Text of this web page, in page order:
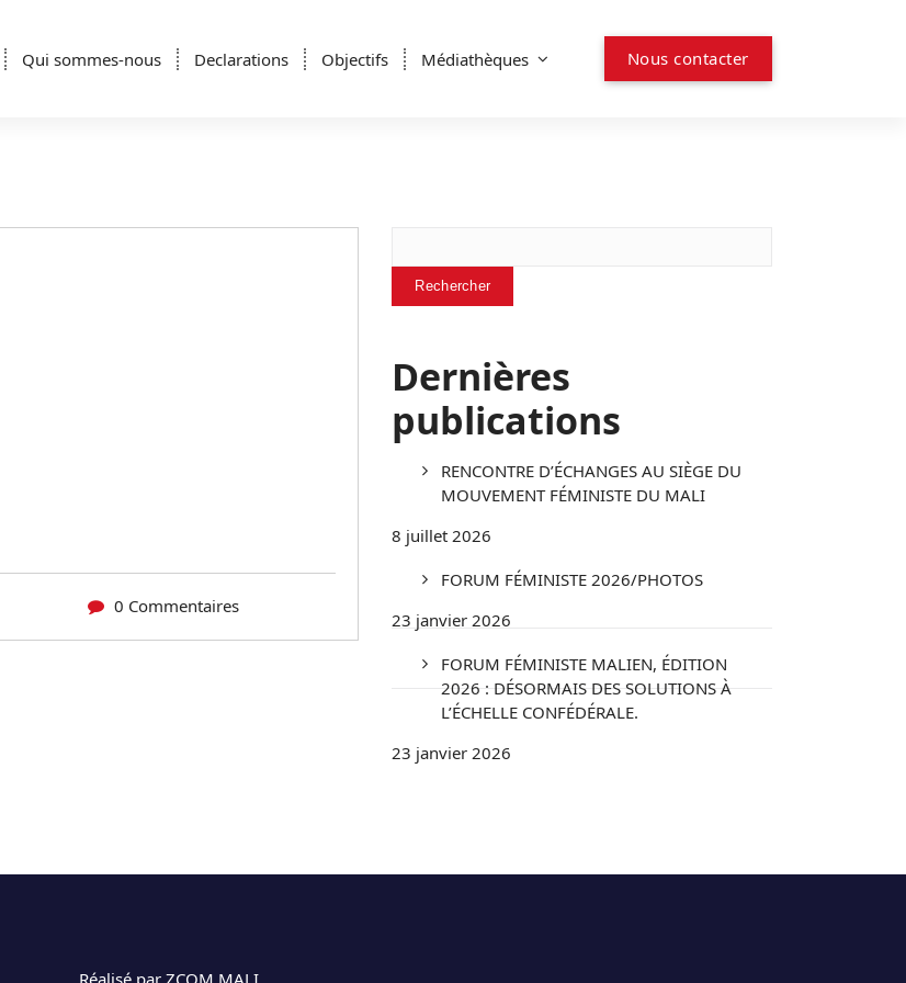
Qui sommes-nous Declarations Objectifs Médiathèques Nous contacter
0 Commentaires
Rechercher
Dernières
publications
RENCONTRE D’ÉCHANGES AU SIÈGE DU
MOUVEMENT FÉMINISTE DU MALI
8 juillet 2026
FORUM FÉMINISTE 2026/PHOTOS
23 janvier 2026
FORUM FÉMINISTE MALIEN, ÉDITION
2026 : DÉSORMAIS DES SOLUTIONS À
L’ÉCHELLE CONFÉDÉRALE.
23 janvier 2026